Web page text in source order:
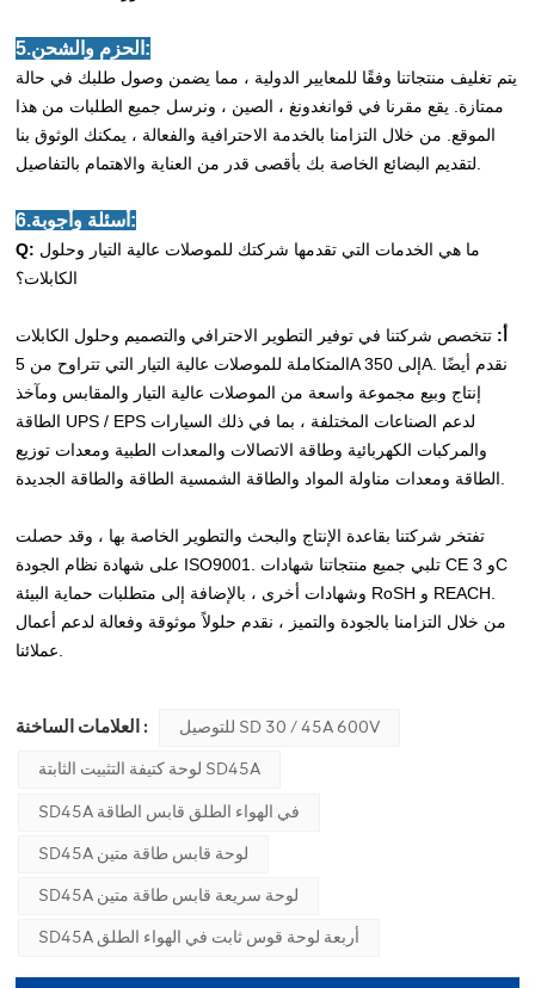
5.الحزم والشحن:
يتم تغليف منتجاتنا وفقًا للمعايير الدولية ، مما يضمن وصول طلبك في حالة
ممتازة. يقع مقرنا في قوانغدونغ ، الصين ، ونرسل جميع الطلبات من هذا
الموقع. من خلال التزامنا بالخدمة الاحترافية والفعالة ، يمكنك الوثوق بنا
لتقديم البضائع الخاصة بك بأقصى قدر من العناية والاهتمام بالتفاصيل.
6.أسئلة وأجوبة:
Q:
الكابلات؟
أ: تتخصص شركتنا في توفير التطوير الاحترافي والتصميم وحلول الكابلات
المتكاملة للموصلات عالية التيار التي تتراوح من 5A إلى 350A. نقدم أيضًا
إنتاج وبيع مجموعة واسعة من الموصلات عالية التيار والمقابس ومآخذ
الطاقة UPS / EPS لدعم الصناعات المختلفة ، بما في ذلك السيارات
والمركبات الكهربائية وطاقة الاتصالات والمعدات الطبية ومعدات توزيع
الطاقة ومعدات مناولة المواد والطاقة الشمسية الطاقة والطاقة الجديدة.
تفتخر شركتنا بقاعدة الإنتاج والبحث والتطوير الخاصة بها ، وقد حصلت
على شهادة نظام الجودة ISO9001. تلبي جميع منتجاتنا شهادات CE و 3C
وشهادات أخرى ، بالإضافة إلى متطلبات حماية البيئة RoSH و REACH.
من خلال التزامنا بالجودة والتميز ، نقدم حلولاً موثوقة وفعالة لدعم أعمال
عملائنا.
العلامات الساخنة : للتوصيل SD 30 / 45A 600V
لوحة كتيفة التثبيت الثابتة SD45A
SD45A في الهواء الطلق قابس الطاقة
SD45A لوحة قابس طاقة متين
SD45A لوحة سريعة قابس طاقة متين
SD45A أربعة لوحة قوس ثابت في الهواء الطلق